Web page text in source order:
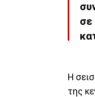
σε
Η
της